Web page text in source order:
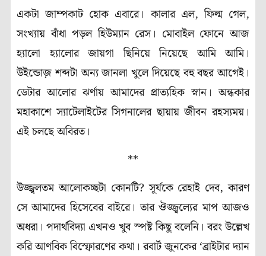
একটা জাম্পকাট হোক এবারে। কালার এল,ফিল্ম গেল,
সংখ্যায় বাঁধা পড়ল হিউম্যান রেস। মোবাইল ফোনে আজ
হ্যালো হ্যালোর জায়গা ছিনিয়ে নিয়েছে আমি আমি।
উইন্ডোজ় শব্দটা অন্য জানলা খুলে দিয়েছে বহু বছর আগেই।
ডেটার আলোর ঝর্ণায় আমাদের প্রাত্যহিক স্নান। অন্ধকার
মহাকাশে স্যাটেলাইটের সিগনালের ছায়ায় জীবন রহস্যময়।
এই চলছে অবিরত।
**
উজ্জ্বলতম আলোকচ্ছটা কোনটি?সূর্যকে রেহাই দেব, কারণ
সে আমাদের হিসেবের বাইরে। তার ঔজ্জ্বল্যের মাপ আজও
অধরা। পদার্থবিদ্যা এখনও খুব স্পষ্ট কিছু বলেনি। বরং উল্লেখ
করি আণবিক বিস্ফোরণের কথা। রবার্ট জুনকের‘ব্রাইটার দ্যান